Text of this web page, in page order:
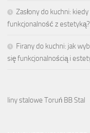
Zasłony do kuchni:
funkcjonalność z estetyką?
Firany do kuchni: jak
się funkcjonalnością i
liny stalowe Toruń BB Stal